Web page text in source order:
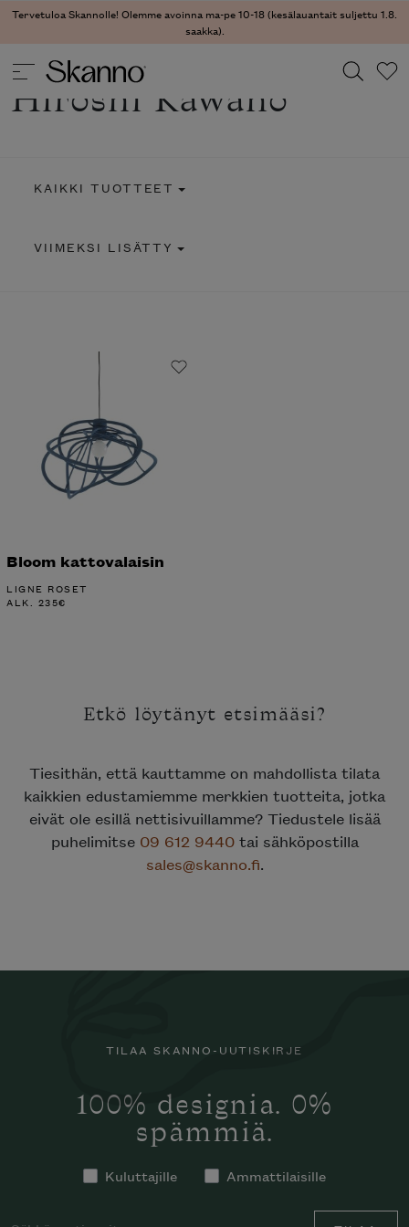
Tervetuloa Skannolle! Olemme avoinna ma-pe 10-18 (kesälauantait suljettu 1.8.
saakka).
Hiroshi Kawano
KAIKKI TUOTTEET
VIIMEKSI LISÄTTY
Bloom kattovalaisin
LIGNE ROSET
ALK. 235€
Etkö löytänyt etsimääsi?
Tiesithän, että kauttamme on mahdollista tilata
kaikkien edustamiemme merkkien tuotteita, jotka
eivät ole esillä nettisivuillamme? Tiedustele lisää
puhelimitse 09 612 9440tai sähköpostilla
sales@skanno.fi.
TILAA SKANNO-UUTISKIRJE
100% designia. 0%
spämmiä.
Kuluttajille Ammattilaisille